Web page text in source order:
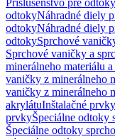
Príslušenstvo pre
odtokyNáhradné diely
odtokyNáhradné diely
odtokySprchové
Sprchové vaničky a
minerálneho materiálu
vaničky z minerálneho
vaničky z minerálneho
akrylátuInštalačné prvky
prvkyŠpeciálne odtoky
Špeciálne odtoky